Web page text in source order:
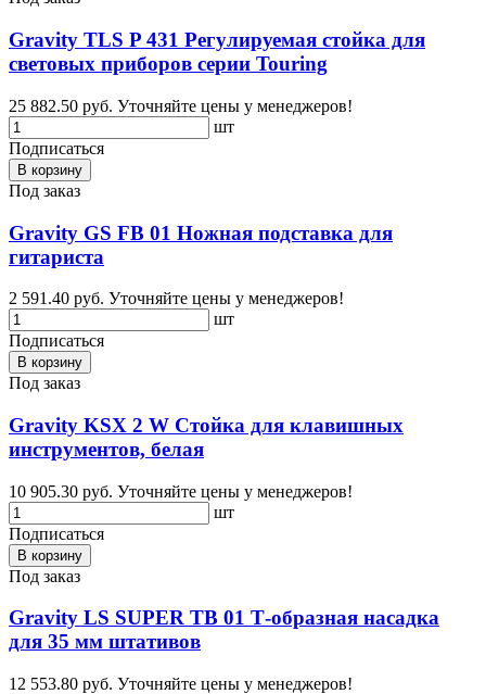
Gravity TLS P 431 Регулируемая стойка для
световых приборов серии Touring
25 882.50 руб. Уточняйте цены у менеджеров!
шт
Подписаться
В корзину
Под заказ
Gravity GS FB 01 Ножная подставка для
гитариста
2 591.40 руб. Уточняйте цены у менеджеров!
шт
Подписаться
В корзину
Под заказ
Gravity KSX 2 W Стойка для клавишных
инструментов, белая
10 905.30 руб. Уточняйте цены у менеджеров!
шт
Подписаться
В корзину
Под заказ
Gravity LS SUPER TB 01 Т-образная насадка
для 35 мм штативов
12 553.80 руб. Уточняйте цены у менеджеров!